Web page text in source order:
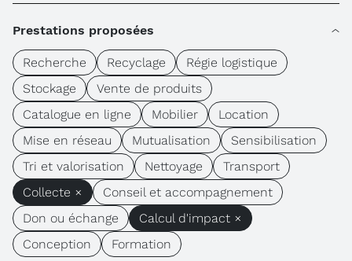
Prestations proposées
Recherche Recyclage
Régie logistique
Stockage
Vente de produits
Catalogue en ligne
Mobilier
Location
Mise en réseau
Mutualisation
Sensibilisation
Tri et valorisation
Nettoyage
Transport
Collecte ×
Conseil et accompagnement
Don ou échange
Calcul d'impact ×
Conception
Formation